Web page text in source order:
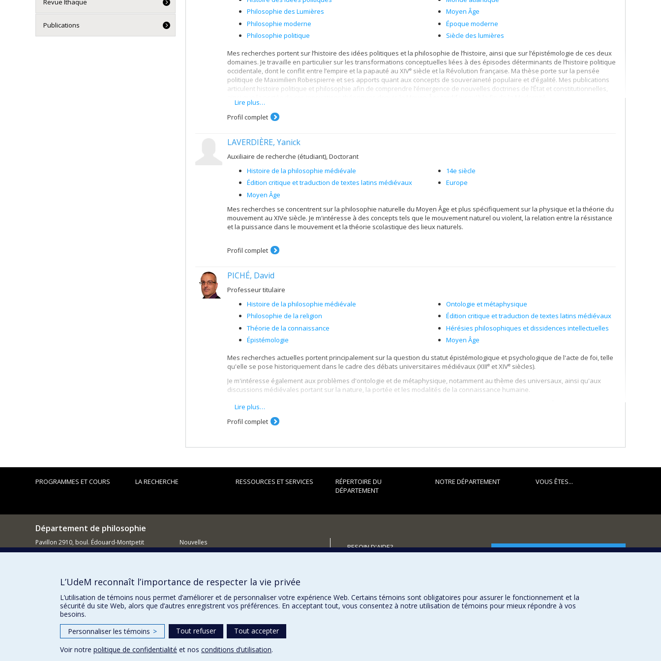
Philosophie des Lumières
Philosophie moderne
Philosophie politique
Moyen Âge
Époque moderne
Siècle des lumières
Mes recherches portent sur l’histoire des idées politiques et la philosophie de l’histoire, ainsi que sur l’épistémologie de ces deux
domaines. Je travaille en particulier sur les transformations conceptuelles liées à des épisodes déterminants de l’histoire politique
occidentale, dont le conflit entre l’empire et la papauté au XIVe siècle et la Révolution française. Ma thèse porte sur la pensée
politique de Maximilien Robespierre et ses apports quant aux concepts de souveraineté populaire et d’égalité. Mes publications
articulent histoire politique et philosophie afin de comprendre l’émergence de nouvelles doctrines de l’État et constitutionnelles,
Lire plus…
Profil complet
LAVERDIÈRE, Yanick
Auxiliaire de recherche (étudiant), Doctorant
Histoire de la philosophie médiévale
Édition critique et traduction de textes latins médiévaux
Moyen Âge
14e siècle
Europe
Mes recherches se concentrent sur la philosophie naturelle du Moyen Âge et plus spécifiquement sur la physique et la théorie du
mouvement au XIVe siècle. Je m'intéresse à des concepts tels que le mouvement naturel ou violent, la relation entre la résistance
et la puissance dans le mouvement et la théorie scolastique des lieux naturels.
Profil complet
PICHÉ, David
Professeur titulaire
Histoire de la philosophie médiévale
Philosophie de la religion
Théorie de la connaissance
Épistémologie
Ontologie et métaphysique
Édition critique et traduction de textes latins médiévaux
Hérésies philosophiques et dissidences intellectuelles
Moyen Âge
Mes recherches actuelles portent principalement sur la question du statut épistémologique et psychologique de l'acte de foi, telle
qu'elle se pose historiquement dans le cadre des débats universitaires médiévaux (XIIIe et XIVe siècles).
Je m'intéresse également aux problèmes d'ontologie et de métaphysique, notamment au thème des universaux, ainsi qu'aux
discussions médiévales portant sur la nature, la portée et les modalités de la connaissance humaine.
Mes travaux comportent presque toujours trois dimensions: l'édition savante de textes latins du bas Moyen Âge, la traduction
française de ces documents et leur interprétation et analyse dans la perspective d'une histoire critique de la pensée médiévale.
Lire plus…
Profil complet
Revue Ithaque
Publications
PROGRAMMES ET COURS LA RECHERCHE RESSOURCES ET SERVICES
RÉPERTOIRE DU
DÉPARTEMENT
NOTRE DÉPARTEMENT VOUS ÊTES...
Département de philosophie
Pavillon 2910, boul. Édouard-Montpetit
Nouvelles
BESOIN D'AIDE?
FACULTÉ DES ARTS ET DES SCIENCES
Nos programmes et cours
Confidentialité Conditions d’utilisation Paramètres des témoins
L’UdeM reconnaît l’importance de respecter la vie privée
L’utilisation de témoins nous permet d’améliorer et de personnaliser votre expérience Web. Certains témoins sont obligatoires pour assurer le fonctionnement et la
sécurité du site Web, alors que d’autres enregistrent vos préférences. En acceptant tout, vous consentez à notre utilisation de témoins pour mieux répondre à vos
besoins.
Personnaliser les témoins > Tout refuser
Tout accepter
Voir notre politique de confidentialité et nos conditions d’utilisation.